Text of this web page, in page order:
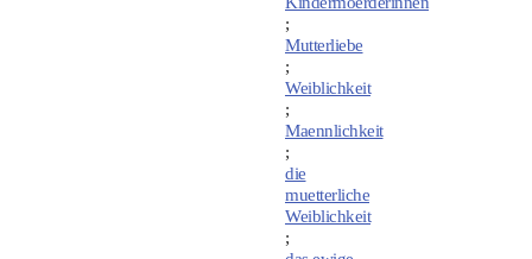
;
Mutterliebe
;
Weiblichkeit
;
Maennlichkeit
;
die
muetterliche
Weiblichkeit
;